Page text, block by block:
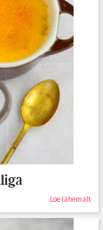
Loe lähemalt